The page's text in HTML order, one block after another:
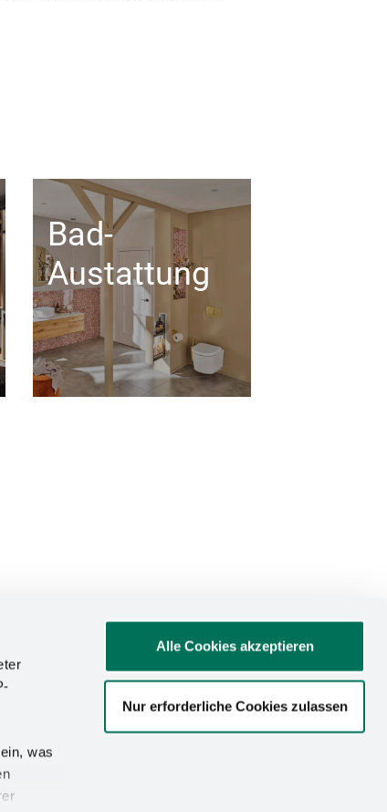
was
Alle Cookies akzeptieren
Nur erforderliche Cookies zulassen
Bad-
Austattung